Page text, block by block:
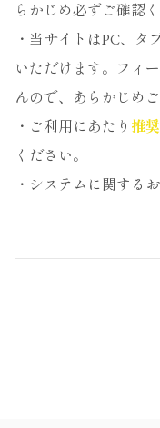
らかじめ必ずご確認く
・当サイトはPC、
いただけます。フィ
んので、あらかじめ
・ご利用にあたり 推
ください。
・システムに関する